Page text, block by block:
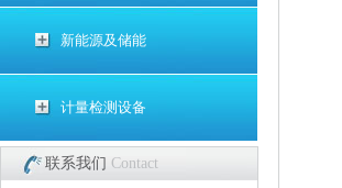
新能源及储能
计量检测设备
联系我们 Contact